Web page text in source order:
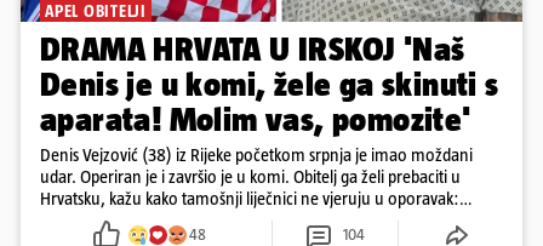
APEL OBITELJI
DRAMA HRVATA U IRSKOJ 'Naš
Denis je u komi, žele ga skinuti s
aparata! Molim vas, pomozite'
Denis Vejzović (38) iz Rijeke početkom srpnja je imao moždani
udar. Operiran je i završio je u komi. Obitelj ga želi prebaciti u
Hrvatsku, kažu kako tamošnji liječnici ne vjeruju u oporavak:
'Imamo 72 sata'
48 104